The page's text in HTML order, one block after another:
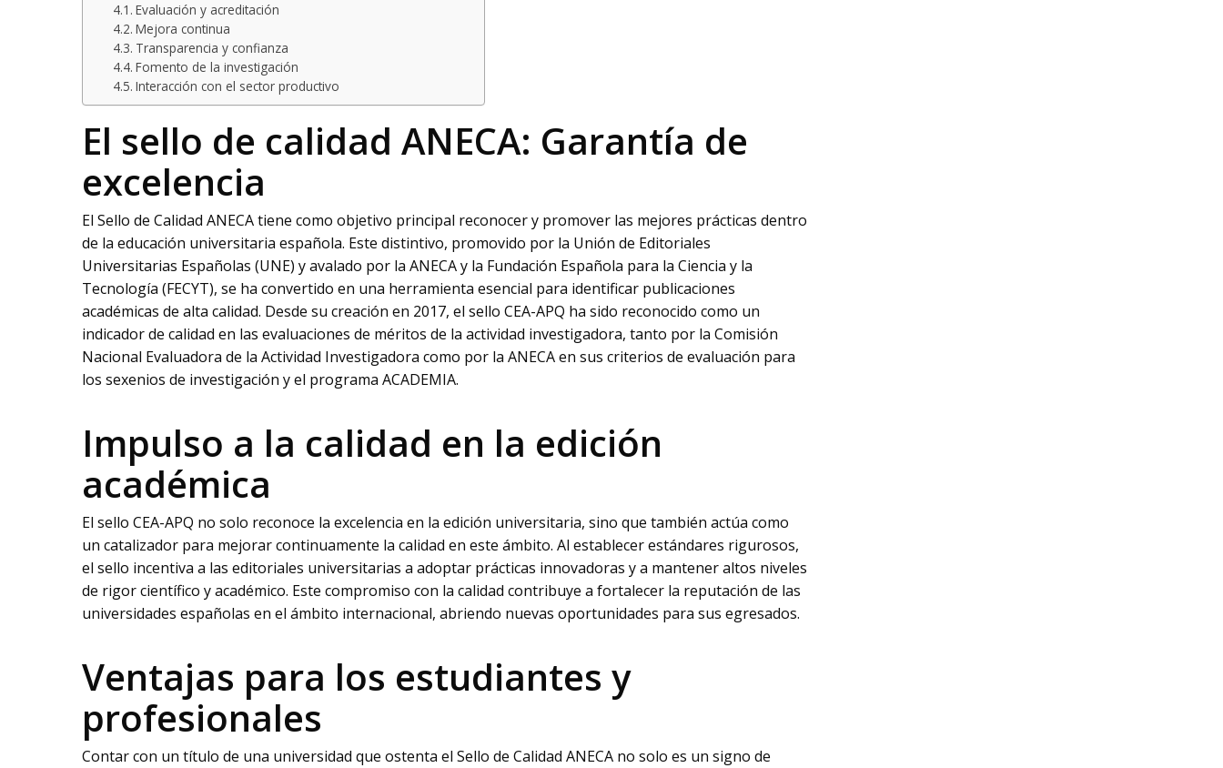
Evaluación y acreditación
Mejora continua
Transparencia y confianza
Fomento de la investigación
Interacción con el sector productivo
El sello de calidad ANECA: Garantía de
excelencia
El Sello de Calidad ANECA tiene como objetivo principal reconocer y promover las mejores prácticas dentro
de la educación universitaria española. Este distintivo, promovido por la Unión de Editoriales
Universitarias Españolas (UNE) y avalado por la ANECA y la Fundación Española para la Ciencia y la
Tecnología (FECYT), se ha convertido en una herramienta esencial para identificar publicaciones
académicas de alta calidad. Desde su creación en 2017, el sello CEA-APQ ha sido reconocido como un
indicador de calidad en las evaluaciones de méritos de la actividad investigadora, tanto por la Comisión
Nacional Evaluadora de la Actividad Investigadora como por la ANECA en sus criterios de evaluación para
los sexenios de investigación y el programa ACADEMIA.
Impulso a la calidad en la edición
académica
El sello CEA-APQ no solo reconoce la excelencia en la edición universitaria, sino que también actúa como
un catalizador para mejorar continuamente la calidad en este ámbito. Al establecer estándares rigurosos,
el sello incentiva a las editoriales universitarias a adoptar prácticas innovadoras y a mantener altos niveles
de rigor científico y académico. Este compromiso con la calidad contribuye a fortalecer la reputación de las
universidades españolas en el ámbito internacional, abriendo nuevas oportunidades para sus egresados.
Ventajas para los estudiantes y
profesionales
Contar con un título de una universidad que ostenta el Sello de Calidad ANECA no solo es un signo de